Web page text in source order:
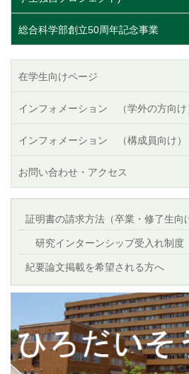
総合科学部創立50周年記念事業
在学生向けページ
インフォメーション （学外の方向け
インフォメーション （構成員向け）
お問い合わせ・アクセス
証明書の請求方法（卒業・修了生向
研究インターンシップ受入れ制度
紀要論文掲載を希望される方へ